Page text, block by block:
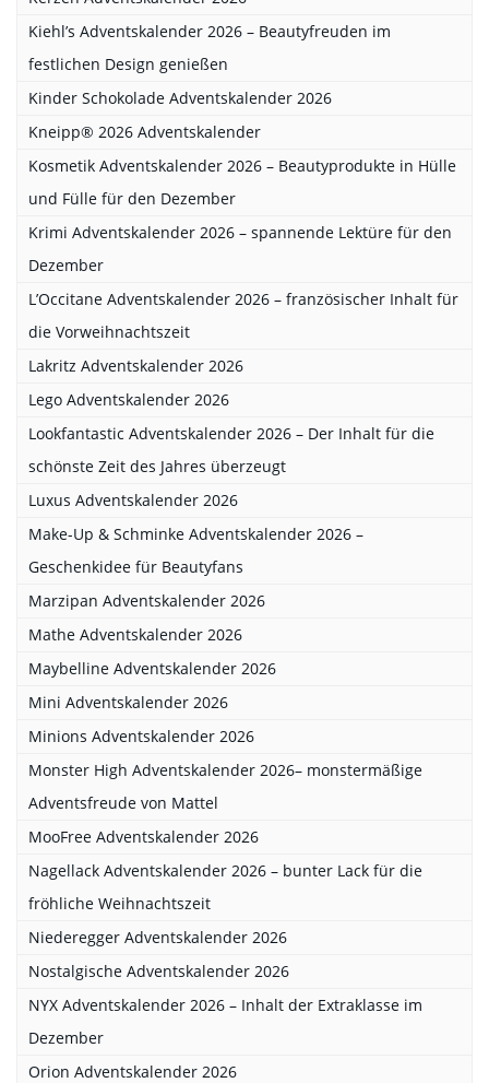
Kiehl’s Adventskalender 2026 – Beautyfreuden im
festlichen Design genießen
Kinder Schokolade Adventskalender 2026
Kneipp® 2026 Adventskalender
Kosmetik Adventskalender 2026 – Beautyprodukte in Hülle
und Fülle für den Dezember
Krimi Adventskalender 2026 – spannende Lektüre für den
Dezember
L’Occitane Adventskalender 2026 – französischer Inhalt für
die Vorweihnachtszeit
Lakritz Adventskalender 2026
Lego Adventskalender 2026
Lookfantastic Adventskalender 2026 – Der Inhalt für die
schönste Zeit des Jahres überzeugt
Luxus Adventskalender 2026
Make-Up & Schminke Adventskalender 2026 –
Geschenkidee für Beautyfans
Marzipan Adventskalender 2026
Mathe Adventskalender 2026
Maybelline Adventskalender 2026
Mini Adventskalender 2026
Minions Adventskalender 2026
Monster High Adventskalender 2026– monstermäßige
Adventsfreude von Mattel
MooFree Adventskalender 2026
Nagellack Adventskalender 2026 – bunter Lack für die
fröhliche Weihnachtszeit
Niederegger Adventskalender 2026
Nostalgische Adventskalender 2026
NYX Adventskalender 2026 – Inhalt der Extraklasse im
Dezember
Orion Adventskalender 2026